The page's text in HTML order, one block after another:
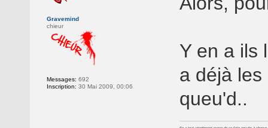
Gravemind
chieur
Messages: 692
Inscription: 30 Mai 2009, 00:06
Y en a ils
a déjà
queu'd..